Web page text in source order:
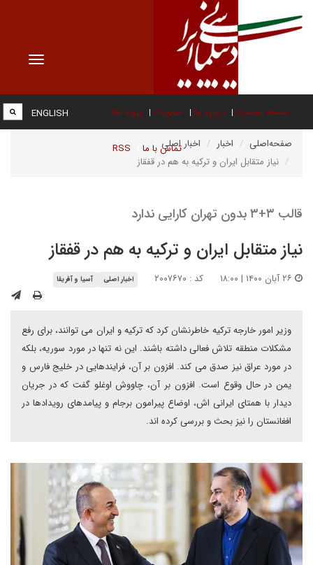
Toggle
صفحه نخست درباره ما عضویت پیوند ها
تماس با ما RSS
ENGLISH
صفحه‌اصلی اخبار
اخبار اصلی
نیاز متقابل ایران و ترکیه به هم در قفقاز
قالب ۳+۳ بدون تهران کارایی ندارد
نیاز متقابل ایران و ترکیه به هم در قفقاز
کد : ۲۰۰۷۶۷۰ اخبار اصلی آسیا و آفریقا
وزیر امور خارجه ترکیه خاطرنشان کرد که ترکیه و ایران می توانند، برای رفع
مشکلات منطقه تلاش فعالی داشته باشند. این نه تنها در مورد سوریه، بلکه
در مورد عراق نیز صدق می کند. افزون بر آن، فرایندهایی در خلیج فارس و
یمن در حال وقوع است. افزون بر آن، چاووش اوغلو گفت که در جریان
دیدار با همتای ایرانی اش، اوضاع پیرامون برجام و پیامدهای رویدادها در
افغانستان را نیز بحث و بررسی کرده اند.